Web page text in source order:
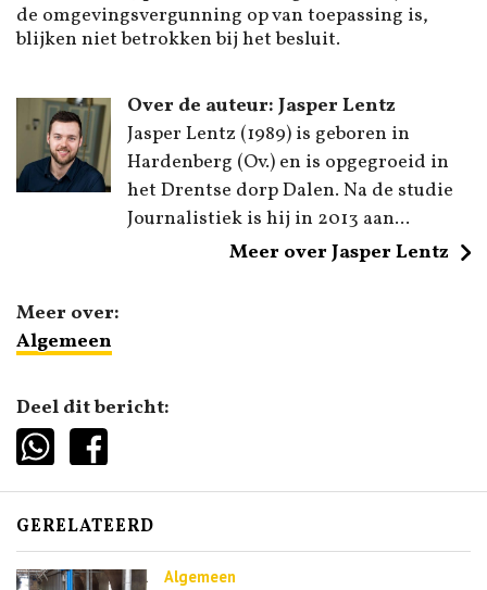
de omgevingsvergunning op van toepassing is,
blijken niet betrokken bij het besluit.
Over de auteur: Jasper Lentz
Jasper Lentz (1989) is geboren in
Hardenberg (Ov.) en is opgegroeid in
het Drentse dorp Dalen. Na de studie
Journalistiek is hij in 2013 aan...
Meer over Jasper Lentz
Meer over:
Algemeen
Deel dit bericht:
GERELATEERD
Algemeen